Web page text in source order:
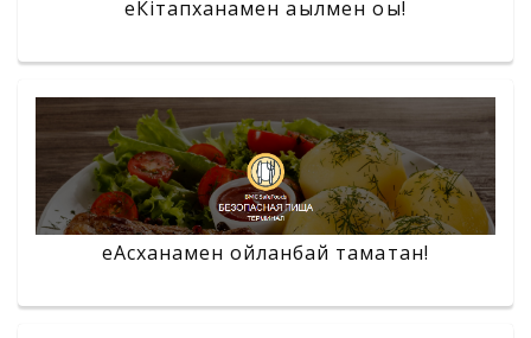
еКітапханамен ақылмен оқы!
еАсханамен ойланбай тамақтан!